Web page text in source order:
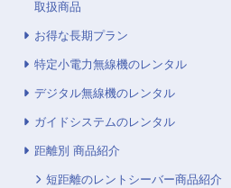
取扱商品
お得な長期プラン
特定小電力無線機のレンタル
デジタル無線機のレンタル
ガイドシステムのレンタル
距離別 商品紹介
短距離のレントシーバー商品紹介